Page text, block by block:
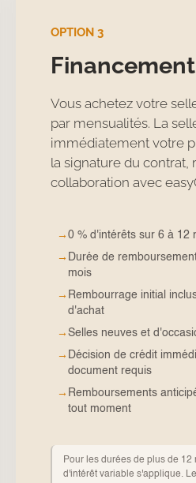
OPTION 3
Financement
Vous achetez votre
par mensualités. La
immédiatement votre
la signature du contrat,
collaboration avec
→0 % d'intérêts sur 6 à 12
→ Durée de
mois
→ Rembourrage initial
d'achat
→Selles neuves et
→ Décision de crédit
document requis
→ Remboursements
tout moment
Pour les durées de plus de 12
d'intérêt variable s'applique.